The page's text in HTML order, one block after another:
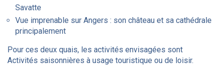
Savatte
Vue imprenable sur Angers : son château et sa cathédrale
principalement
Pour ces deux quais, les activités envisagées sont
Activités saisonnières à usage touristique ou de loisir.